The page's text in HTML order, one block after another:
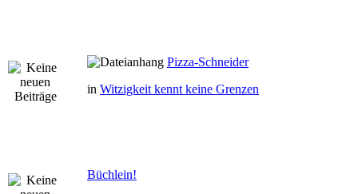
Pizza-Schneider
in Witzigkeit kennt keine Grenzen
Büchlein!